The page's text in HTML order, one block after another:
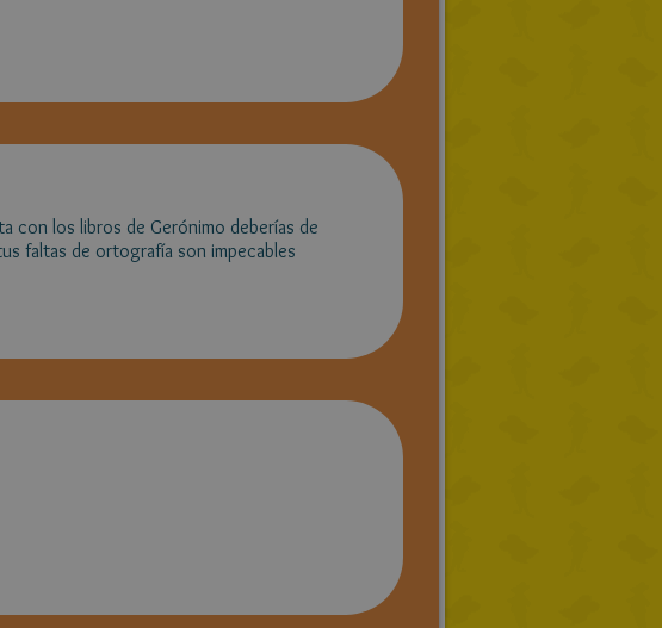
con los libros de Gerónimo deberías de
faltas de ortografía son impecables